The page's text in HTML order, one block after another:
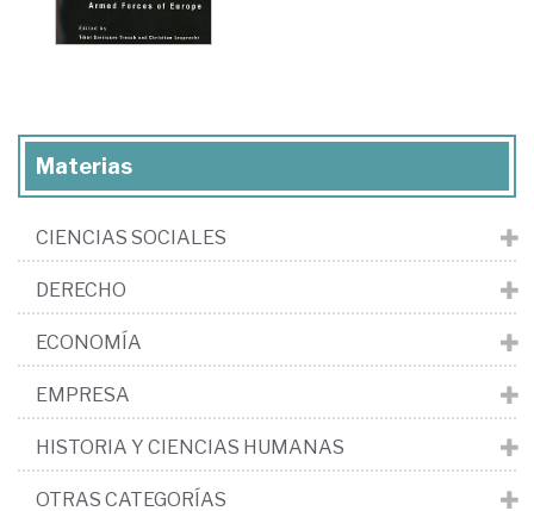
Materias
CIENCIAS SOCIALES
DERECHO
ECONOMÍA
EMPRESA
HISTORIA Y CIENCIAS HUMANAS
OTRAS CATEGORÍAS